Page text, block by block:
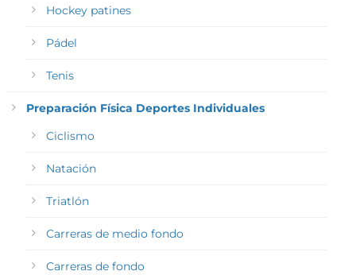
Hockey patines
Pádel
Tenis
Preparación Física Deportes Individuales
Ciclismo
Natación
Triatlón
Carreras de medio fondo
Carreras de fondo